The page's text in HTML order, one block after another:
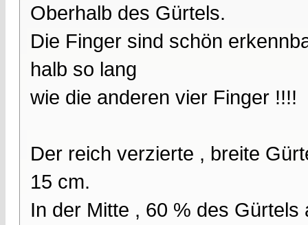
Oberhalb des Gürtels.
Die Finger sind schön
halb so lang
wie die anderen vier Finger !!!!
Der reich verzierte , breite
15 cm.
In der Mitte , 60 % des